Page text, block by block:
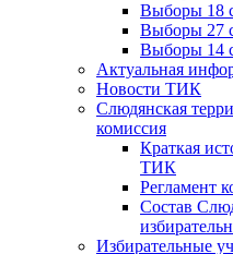
Выборы 18
Выборы 27
Выборы 14
Актуальная
Новости ТИК
Слюдянская
комиссия
Краткая
ТИК
Регламент
Состав
Избирательные